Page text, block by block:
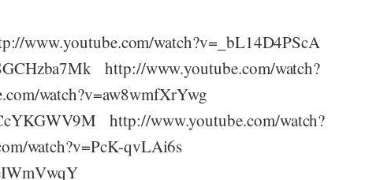
www.youtube.com/watch?v=_bL14D4PScA
http://www.youtube.com/watch?
watch?v=aw8wmfXrYwg
http://www.youtube.com/watch?
watch?v=PcK-qvLAi6s